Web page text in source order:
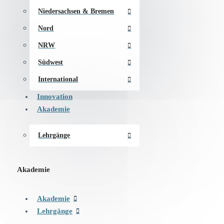
Niedersachsen & Bremen
Nord
NRW
Südwest
International
Innovation
Akademie
Lehrgänge
Akademie
Akademie
Lehrgänge